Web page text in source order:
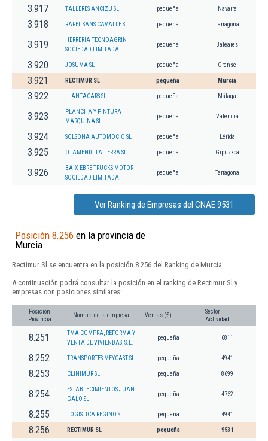
3.917 TALLERES ANCIZU SL pequeña Navarra
3.918 RAFEL SANS CAVALLE SL pequeña Tarragona
3.919
HERRERIA TECNOAGRIN
SOCIEDAD LIMITADA
pequeña Baleares
3.920 JOSUMA SL pequeña Orense
3.921 RECTIMUR SL pequeña Murcia
3.922 LLANTACARS SL pequeña Málaga
3.923
PLANCHA Y PINTURA
MARQUINA SL
pequeña Valencia
3.924 SOLSONA AUTOMOCIO SL pequeña Lérida
3.925 OTAMENDI TAILERRA SL. pequeña Gipuzkoa
3.926
BAIX-EBRE TRUCKS MOTOR
SOCIEDAD LIMITADA.
pequeña Tarragona
Ver Ranking de Empresas del CNAE 9531
Posición 8.256 en la provincia de
Murcia
Rectimur Sl se encuentra en la posición 8.256 del Ranking de Murcia.
A continuación podrá consultar la posición en el ranking de Rectimur Sl y
empresas con posiciones similares:
Posición
Provincia
Nombre de la empresa Ventas (€)
Sector
Actividad
8.251
TMA COMPRA, REFORMA Y
VENTA DE VIVIENDAS, S.L.
pequeña 6811
8.252 TRANSPORTES MEYCAST SL. pequeña 4941
8.253 CLINIMUR SL pequeña 8699
8.254
ESTABLECIMIENTOS JUAN
GALO SL
pequeña 4752
8.255 LOGISTICA REGINO SL. pequeña 4941
8.256 RECTIMUR SL pequeña 9531